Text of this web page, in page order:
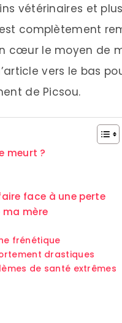
vétérinaires et
complètement
cœur le moyen de
vers le bas
de Picsou.
meurt ?
face à une perte
ma mère
frénétique
drastiques
de santé extrêmes